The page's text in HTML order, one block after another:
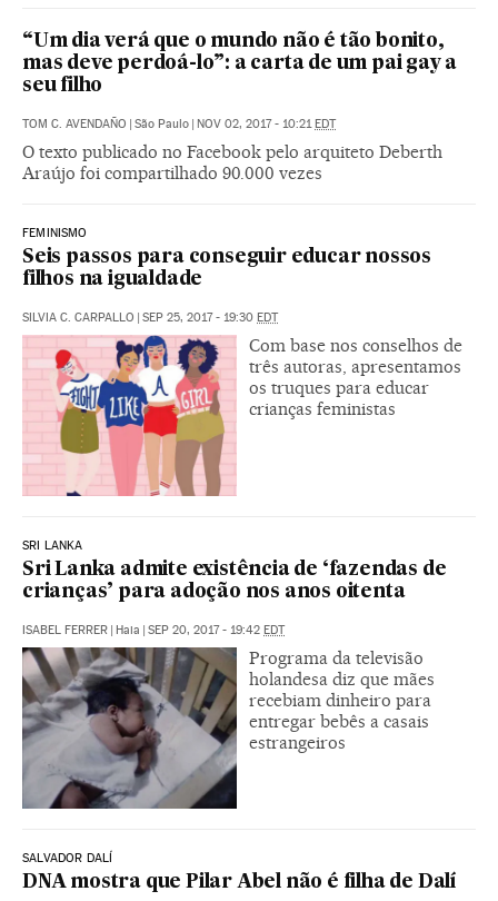
“Um dia verá que o mundo não é tão bonito,
mas deve perdoá-lo”: a carta de um pai gay a
seu filho
TOM C. AVENDAÑO São Paulo NOV 02, 2017 - 10:21 EDT
O texto publicado no Facebook pelo arquiteto Deberth
Araújo foi compartilhado 90.000 vezes
FEMINISMO
Seis passos para conseguir educar nossos
filhos na igualdade
SILVIA C. CARPALLO SEP 25, 2017 - 19:30 EDT
Com base nos conselhos de
três autoras, apresentamos
os truques para educar
crianças feministas
SRI LANKA
Sri Lanka admite existência de ‘fazendas de
crianças’ para adoção nos anos oitenta
ISABEL FERRER Haia SEP 20, 2017 - 19:42 EDT
Programa da televisão
holandesa diz que mães
recebiam dinheiro para
entregar bebês a casais
estrangeiros
SALVADOR DALÍ
DNA mostra que Pilar Abel não é filha de Dalí